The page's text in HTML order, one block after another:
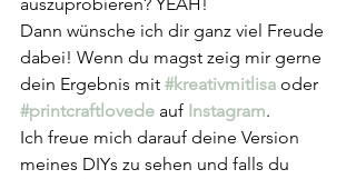
Dann wünsche ich dir ganz viel Freude
dabei! Wenn du magst zeig mir gerne
dein Ergebnis mit #kreativmitlisa oder
#printcraftlovede auf Instagram.
Ich freue mich darauf deine Version
meines DIYs zu sehen und falls du